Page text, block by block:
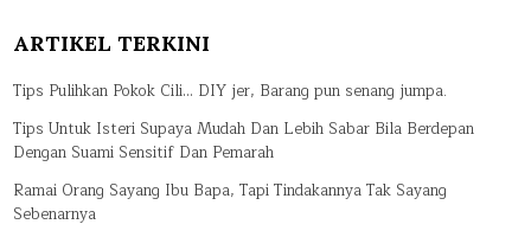
ARTIKEL TERKINI
Tips Pulihkan Pokok Cili… DIY jer, Barang pun senang jumpa.
Tips Untuk Isteri Supaya Mudah Dan Lebih Sabar Bila Berdepan
Dengan Suami Sensitif Dan Pemarah
Ramai Orang Sayang Ibu Bapa, Tapi Tindakannya Tak Sayang
Sebenarnya